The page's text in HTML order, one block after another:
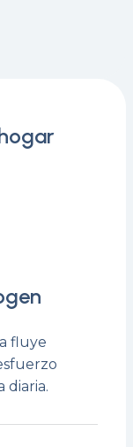
fluye
diaria.